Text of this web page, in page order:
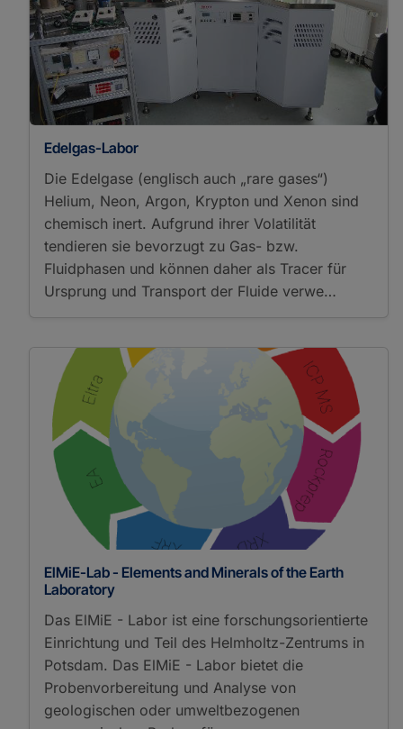
Detector Mass
Spectrometry
Gas Chromatography
Isotope Ratio Mass
Spectrometry
Gas Chromatography
Mass Spectrometry
Gas Chromatography
Spectrometry
High Performance Liquid
Chromatography Mass
Spectrometry
High-Temperature
Pyrolysis Isotope Ratio
Plasma Atomic Emission
Spectroscopy
Inductively Coupled
Spectrometry
Isotope Ratio Mass
Spectrometry
Laser Ablation
Inductively Coupled
Plasma Mass
Spectrometry
Mass Spectrometry
Micro-X-Ray
Fluorescence
Spectroscopy
Multicollector Inductively
Coupled Plasma Mass
Edelgas-Labor
Die Edelgase (englisch auch „rare gases“)
Helium, Neon, Argon, Krypton und Xenon sind
chemisch inert. Aufgrund ihrer Volatilität
tendieren sie bevorzugt zu Gas- bzw.
Fluidphasen und können daher als Tracer für
Ursprung und Transport der Fluide verwe…
ElMiE-Lab - Elements and Minerals of the Earth
Laboratory
Das ElMiE - Labor ist eine forschungsorientierte
Einrichtung und Teil des Helmholtz-Zentrums in
Potsdam. Das ElMiE - Labor bietet die
Probenvorbereitung und Analyse von
geologischen oder umweltbezogenen